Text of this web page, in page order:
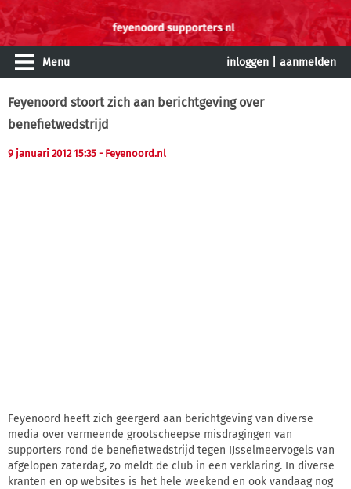
Menu inloggen aanmelden
Feyenoord stoort zich aan berichtgeving over
benefietwedstrijd
9 januari 2012 15:35 - Feyenoord.nl
Feyenoord heeft zich geërgerd aan berichtgeving van diverse
media over vermeende grootscheepse misdragingen van
supporters rond de benefietwedstrijd tegen IJsselmeervogels van
afgelopen zaterdag, zo meldt de club in een verklaring. In diverse
kranten en op websites is het hele weekend en ook vandaag nog